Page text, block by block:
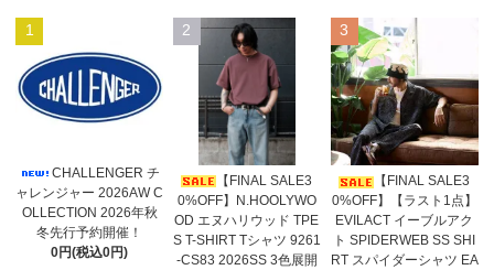
1
CHALLENGER チ
ャレンジャー 2026AW C
OLLECTION 2026年秋
冬先行予約開催！
0円(税込0円)
2
【FINAL SALE3
0%OFF】N.HOOLYWO
OD エヌハリウッド TPE
S T-SHIRT Tシャツ 9261
-CS83 2026SS 3色展開
3
【FINAL SALE3
0%OFF】【ラスト1点】
EVILACT イーブルアク
ト SPIDERWEB SS SHI
RT スパイダーシャツ EA